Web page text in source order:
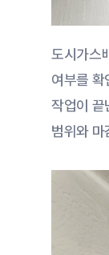
도시가스
여부를 확
작업이 끝
범위와 마